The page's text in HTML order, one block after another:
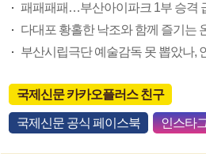
패패패패…부산아이파크 1부 승격
다대포 황홀한 낙조와 함께 즐기는
부산시립극단 예술감독 못 뽑았나,
국제신문 카카오플러스 친구
국제신문 공식 페이스북 인스타